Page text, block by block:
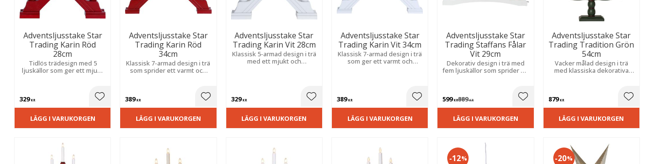
Adventsljusstake Star
Trading Karin Röd
28cm
Tidlös trädesign med 5
ljuskällor som ger ett mjukt
329KR Lägg till i favoriter
LÄGG I VARUKORGEN
Adventsljusstake Star
Trading Karin Röd
34cm
Klassisk 7-armad design i trä
som sprider ett varmt och
389KR Lägg till i favoriter
LÄGG I VARUKORGEN
Adventsljusstake Star
Trading Karin Vit 28cm
Klassisk 5-armad design i trä
med ett mjukt och
329KR Lägg till i favoriter
LÄGG I VARUKORGEN
Adventsljusstake Star
Trading Karin Vit 34cm
Klassisk 7-armad design i trä
som ger ett varmt och
389KR Lägg till i favoriter
LÄGG I VARUKORGEN
Adventsljusstake Star
Trading Staffans Fålar
Vit 29cm
Dekorativ design i trä med
fem ljuskällor som sprider en
599KR889KR Lägg till i favoriter
LÄGG I VARUKORGEN
Adventsljusstake Star
Trading Tradition Grön
54cm
Vacker målad design i trä
med klassiska dekorativa
879KR Lägg
LÄGG I VARUKORGEN
12% 20%